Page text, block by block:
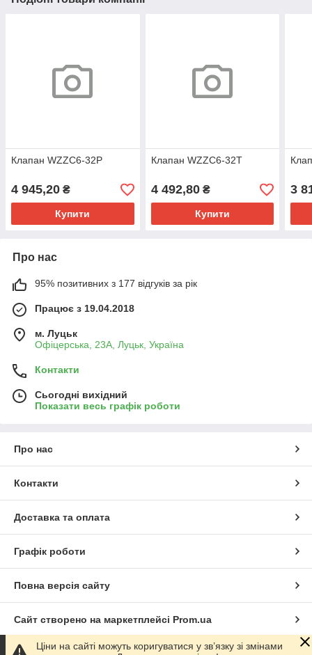
Клапан WZZC6-32P
4 945,20 ₴
Купити
Клапан WZZC6-32T
4 492,80₴
Купити
3
Про нас
95% позитивних з 177 відгуків за рік
Працює з 19.04.2018
м. Луцьк
Офіцерська, 23А, Луцьк, Україна
Контакти
Сьогодні вихідний
Показати весь графік роботи
Про нас
Контакти
Доставка та оплата
Графік роботи
Повна версія сайту
Сайт створено на маркетплейсі Prom.ua
Ціни на сайті можуть коригуватися у зв’язку зі змінами